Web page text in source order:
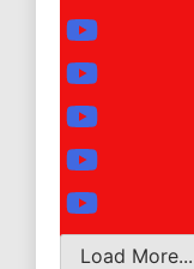
Load More...